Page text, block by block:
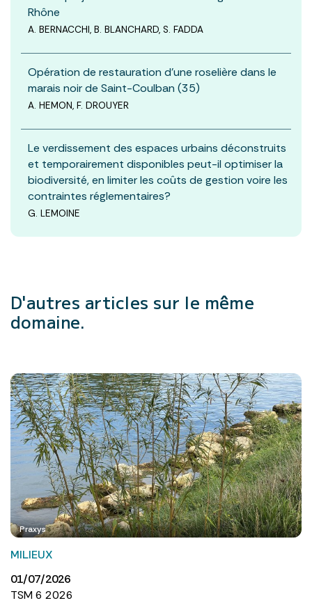
Rhône
A. BERNACCHI, B. BLANCHARD, S. FADDA
Opération de restauration d’une roselière dans le
marais noir de Saint-Coulban (35)
A. HEMON, F. DROUYER
Le verdissement des espaces urbains déconstruits
et temporairement disponibles peut-il optimiser la
biodiversité, en limiter les coûts de gestion voire les
contraintes réglementaires?
G. LEMOINE
D'autres articles sur le même
domaine.
Praxys
MILIEUX
01/07/2026
TSM 6 2026